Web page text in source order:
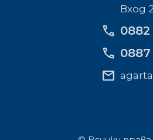
Вход
phone 0882
phone 0887
mail